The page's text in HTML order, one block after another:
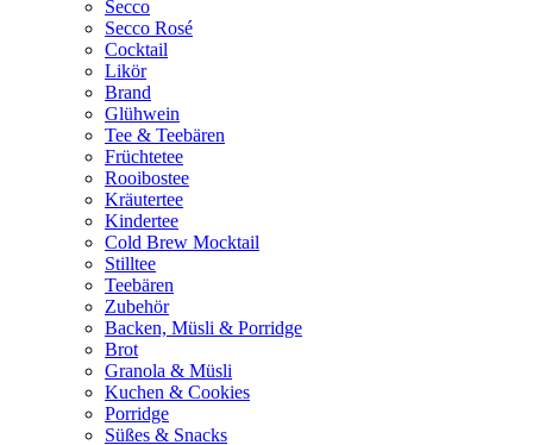
Secco
Secco Rosé
Cocktail
Likör
Brand
Glühwein
Tee & Teebären
Früchtetee
Rooibostee
Kräutertee
Kindertee
Cold Brew Mocktail
Stilltee
Teebären
Zubehör
Backen, Müsli & Porridge
Brot
Granola & Müsli
Kuchen & Cookies
Porridge
Süßes & Snacks